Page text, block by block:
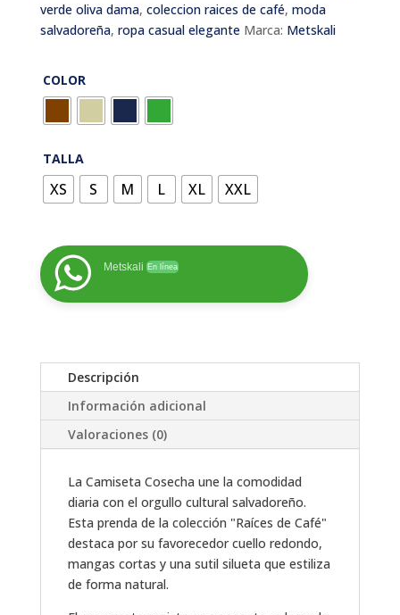
verde oliva dama, coleccion raices de café, moda
salvadoreña, ropa casual elegante Marca: Metskali
COLOR
TALLA
XS S M L XL XXL
Metskali En línea
T
N
Descripción
Información adicional
Valoraciones (0)
La Camiseta Cosecha une la comodidad
diaria con el orgullo cultural salvadoreño.
Esta prenda de la colección "Raíces de Café"
destaca por su favorecedor cuello redondo,
mangas cortas y una sutil silueta que estiliza
de forma natural.